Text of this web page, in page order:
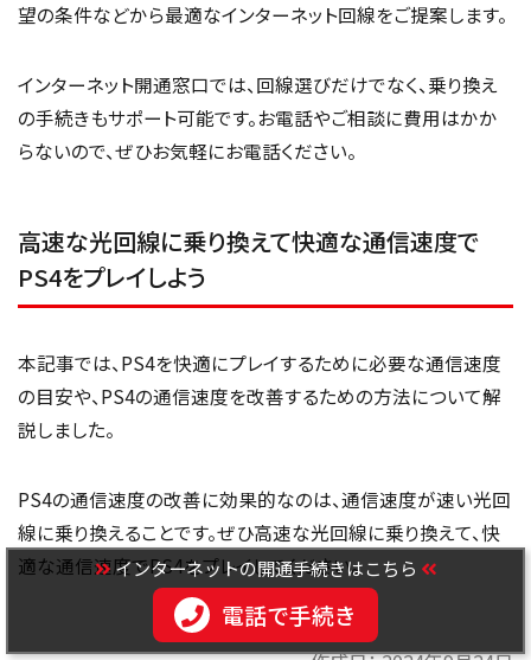
望の条件などから最適なインターネット回線をご提案します。
インターネット開通窓口では、回線選びだけでなく、乗り換え
の手続きもサポート可能です。お電話やご相談に費用はかか
らないので、ぜひお気軽にお電話ください。
高速な光回線に乗り換えて快適な通信速度で
PS4をプレイしよう
本記事では、PS4を快適にプレイするために必要な通信速度
の目安や、PS4の通信速度を改善するための方法について解
説しました。
PS4の通信速度の改善に効果的なのは、通信速度が速い光回
線に乗り換えることです。ぜひ高速な光回線に乗り換えて、快
適な通信速度でPS4をプレイしてください。
インターネットの開通手続きはこちら
電話で手続き